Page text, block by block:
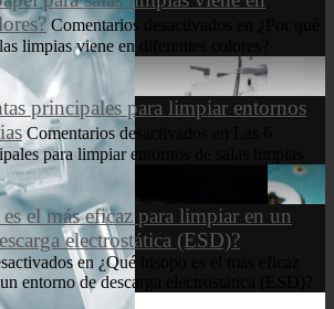
Comentarios desactivados
limpias viene en diferentes colores?
principales para limpiar entornos
Comentarios desactivados
para limpiar entornos de salas limpias
el más eficaz para limpiar en un
electrostática (ESD)?
en ¿Qué hisopo es el más eficaz
entorno de descarga electrostática (ESD)?